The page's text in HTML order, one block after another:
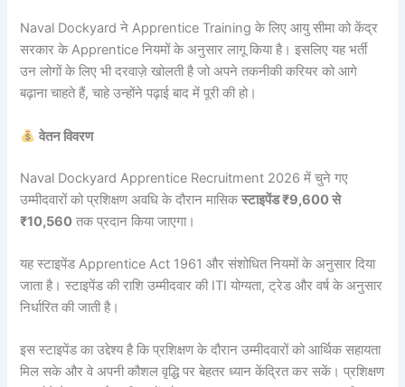
Naval Dockyard ने Apprentice Training के लिए आयु सीमा को केंद्र
सरकार के Apprentice नियमों के अनुसार लागू किया है। इसलिए यह भर्ती
उन लोगों के लिए भी दरवाज़े खोलती है जो अपने तकनीकी करियर को आगे
बढ़ाना चाहते हैं, चाहे उन्होंने पढ़ाई बाद में पूरी की हो।
वेतन विवरण
Naval Dockyard Apprentice Recruitment 2026 में चुने गए
उम्मीदवारों को प्रशिक्षण अवधि के दौरान मासिकस्टाइपेंड ₹9,600 से
₹10,560 तक प्रदान किया जाएगा।
यह स्टाइपेंड Apprentice Act 1961 और संशोधित नियमों के अनुसार दिया
जाता है। स्टाइपेंड की राशि उम्मीदवार की ITI योग्यता, ट्रेड और वर्ष के अनुसार
निर्धारित की जाती है।
इस स्टाइपेंड का उद्देश्य है कि प्रशिक्षण के दौरान उम्मीदवारों को आर्थिक सहायता
मिल सके और वे अपनी कौशल वृद्धि पर बेहतर ध्यान केंद्रित कर सकें। प्रशिक्षण